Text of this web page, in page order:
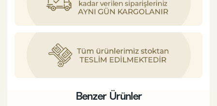
Benzer Ürünler